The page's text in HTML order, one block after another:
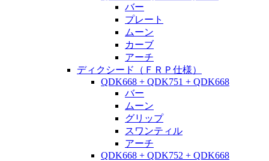
バー
プレート
ムーン
カーブ
アーチ
ディクシード（ＦＲＰ仕様）
QDK668 + QDK751 + QDK668
バー
ムーン
グリップ
スワンティル
アーチ
QDK668 + QDK752 + QDK668